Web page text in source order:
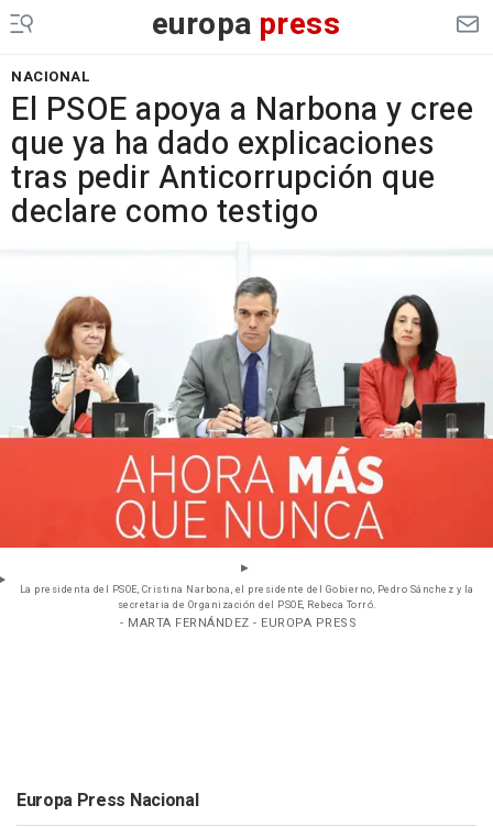
europa press
NACIONAL
El PSOE apoya a Narbona y cree
que ya ha dado explicaciones
tras pedir Anticorrupción que
declare como testigo
La presidenta del PSOE, Cristina Narbona, el presidente del Gobierno, Pedro Sánchez y la
secretaria de Organización del PSOE, Rebeca Torró.
- MARTA FERNÁNDEZ - EUROPA PRESS
Europa Press Nacional